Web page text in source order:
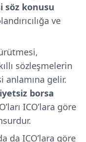
söz konusu
ve
sözleşmelerin
anlamına gelir.
borsa
ICO’lara göre
da ICO’lara göre